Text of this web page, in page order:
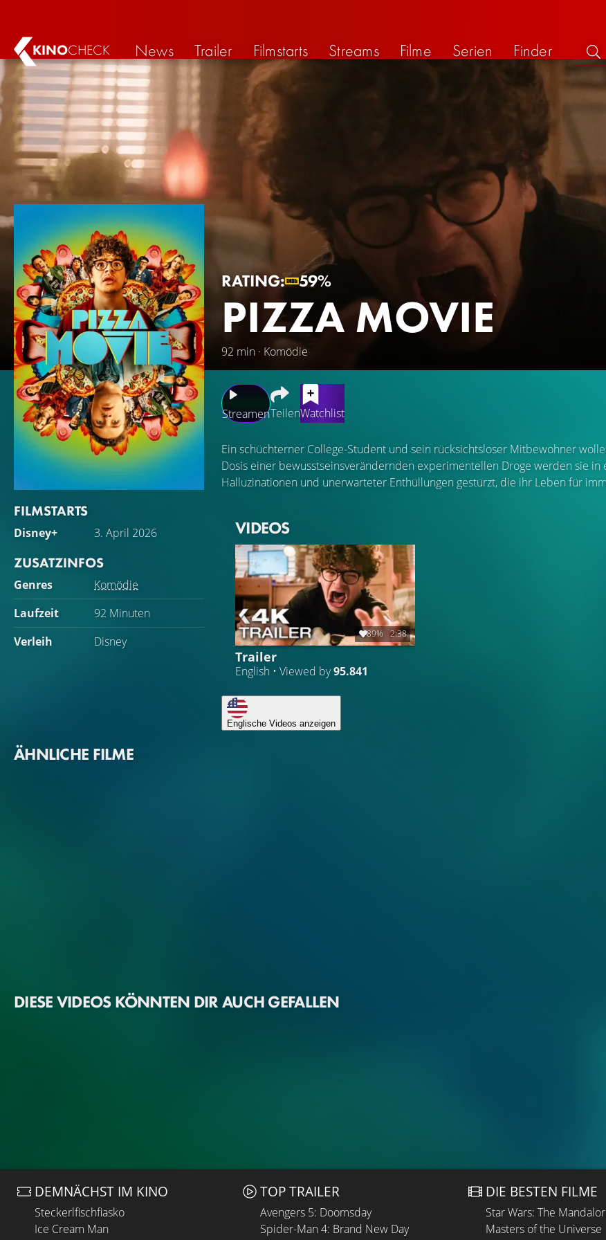
KINOCHECK News Trailer Filmstarts Streams Filme Serien Finder
RATING: 59%
PIZZA MOVIE
92 min · Komödie
FILMSTARTS
Disney+ 3. April 2026
ZUSATZINFOS
Genres
Komödie
Laufzeit
92 Minuten
Verleih
Disney
StreamenTeilenWatchlist
Ein schüchterner College-Student und sein rücksichtsloser Mitbewohner
Dosis einer bewusstseinsverändernden experimentellen Droge werden sie
Halluzinationen und unerwarteter Enthüllungen gestürzt, die ihr Leben für
VIDEOS
89% 2:38
Trailer
English • Viewed by95.841
Englische Videos anzeigen
ÄHNLICHE FILME
DIESE VIDEOS KÖNNTEN DIR AUCH GEFALLEN
DEMNÄCHST IM KINO
Steckerlfischfiasko
Ice Cream Man
TOP TRAILER
Avengers 5: Doomsday
Spider-Man 4: Brand New Day
DIE BESTEN FILME
Star Wars: The
Masters of the Universe